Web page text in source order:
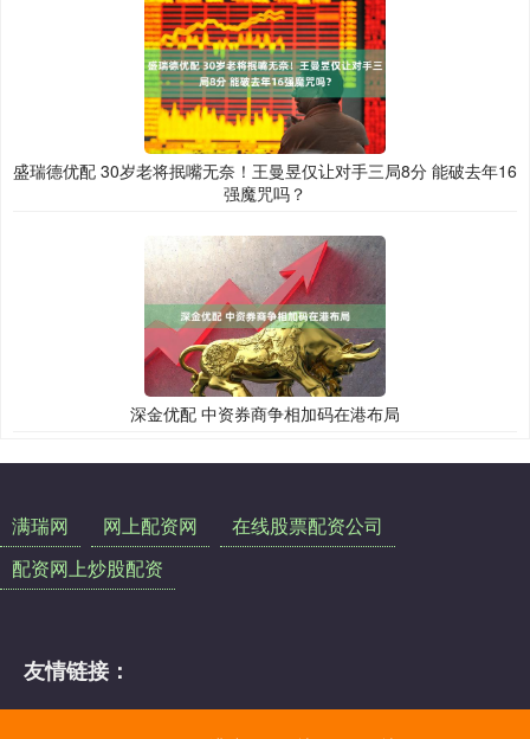
盛瑞德优配 30岁老将抿嘴无奈！王曼昱仅让对手三局8分 能破去年16
强魔咒吗？
深金优配 中资券商争相加码在港布局
满瑞网 网上配资网
在线股票配资公司
配资网上炒股配资
友情链接：